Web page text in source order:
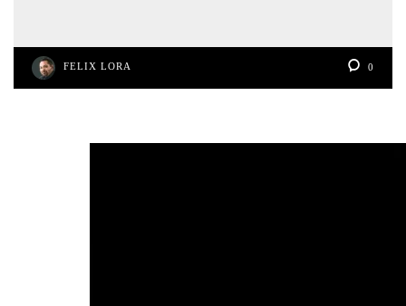
FELIX LORA 0